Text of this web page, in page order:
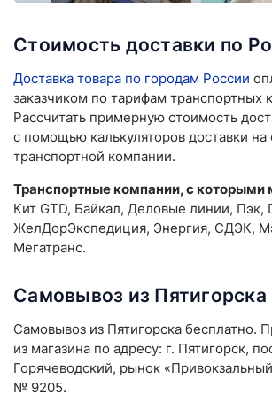
Стоимость доставки по
Доставка товара по городам России
заказчиком по тарифам транспортных
Рассчитать примерную стоимость
с помощью калькуляторов доставки на
транспортной компании.
Транспортные компании, с которыми
Кит GTD, Байкал, Деловые линии, Пэк,
ЖелДорЭкспедиция, Энергия, СДЭК,
Мегатранс.
Самовывоз из Пятигорска
Самовывоз из Пятигорска бесплатно.
из магазина по адресу: г. Пятигорск,
Горячеводский, рынок
№ 9205.